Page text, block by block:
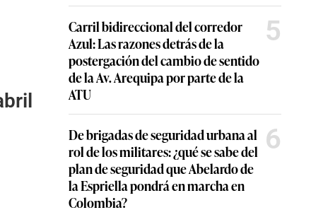
Carril bidireccional del corredor
Azul: Las razones detrás de la
postergación del cambio de sentido
de la Av. Arequipa por parte de la
ATU
5
De brigadas de seguridad urbana al
rol de los militares: ¿qué se sabe del
plan de seguridad que Abelardo de
la Espriella pondrá en marcha en
Colombia?
6